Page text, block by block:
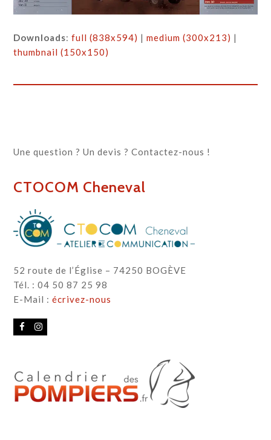
Downloads:full (838x594) |medium (300x213) |
thumbnail (150x150)
Une question ? Un devis ? Contactez-nous !
CTOCOM Cheneval
52 route de l’Église – 74250 BOGÈVE
Tél. : 04 50 87 25 98
E-Mail :écrivez-nous
FacebookInstagram